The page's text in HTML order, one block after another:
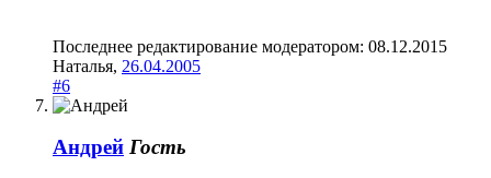
Последнее редактирование модератором: 08.12.2015
Наталья, 26.04.2005
#6
Андрей Гость